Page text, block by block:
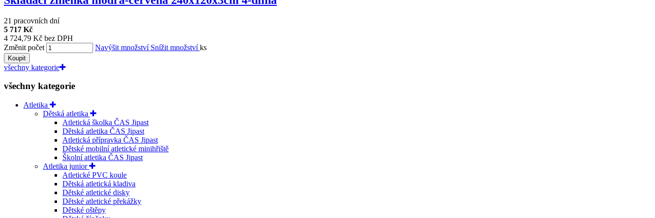
21 pracovních dní
5 717 Kč
4 724,79 Kč bez DPH
Změnit počet
Navýšit množství Snížit množstvíks
Koupit
všechny kategorie
všechny kategorie
Atletika
Dětská atletika
Atletická školka ČAS Jipast
Dětská atletika ČAS Jipast
Atletická přípravka ČAS Jipast
Dětské mobilní atletické minihřiště
Školní atletika ČAS Jipast
Atletika junior
Atletické PVC koule
Dětská atletická kladiva
Dětské atletické disky
Dětské atletické překážky
Dětské oštěpy